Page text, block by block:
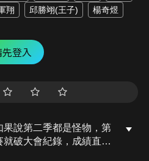
翔 邱勝翊(王子)
楊奇煜
登入
說第二季都是怪物，第
破大會紀錄，成績直逼